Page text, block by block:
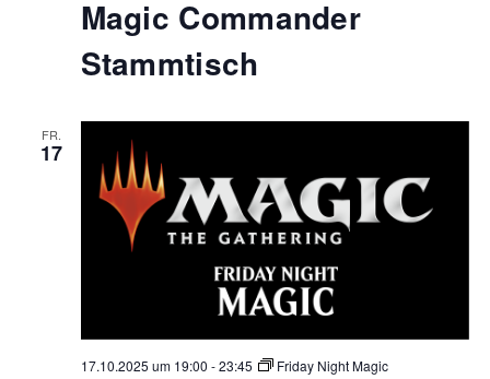
Magic Commander
Stammtisch
FR.
17
17.10.2025 um 19:00 -23:45 Friday Night Magic